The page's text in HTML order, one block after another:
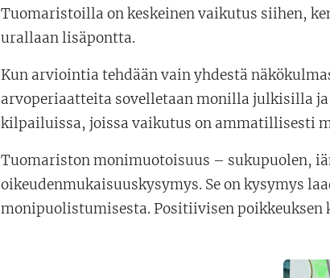
Tuomaristoilla on keskeinen vaikutus siihen,
urallaan lisäpontta.
Kun arviointia tehdään vain yhdestä
arvoperiaatteita sovelletaan monilla julkisilla
kilpailuissa, joissa vaikutus on ammatillisesti
Tuomariston monimuotoisuus – sukupuolen,
oikeudenmukaisuuskysymys. Se on kysymys
monipuolistumisesta. Positiivisen poikkeuksen